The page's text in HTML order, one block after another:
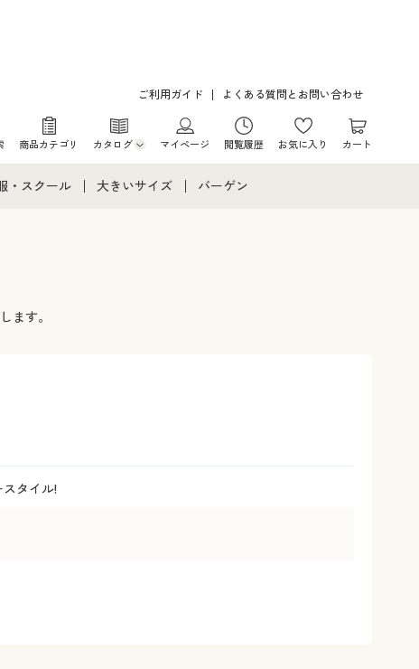
ご利用ガイド よくある質問とお問い合わせ
商品カテゴリ カタログ
カタログ・チラシからのご注文
マイページ 閲覧履歴 お気に入り カート
メント
・スクール
ニア・ティーンズ下着
大きいサイズ バーゲン
ます。
タイル!